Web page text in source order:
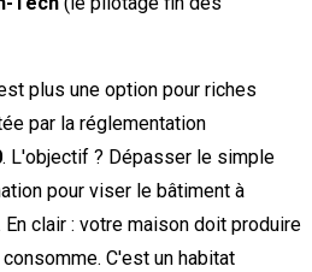
plus une option pour riches
par la réglementation
. L'objectif ? Dépasser le simple
pour viser le bâtiment à
clair : votre maison doit produire
C'est un habitat